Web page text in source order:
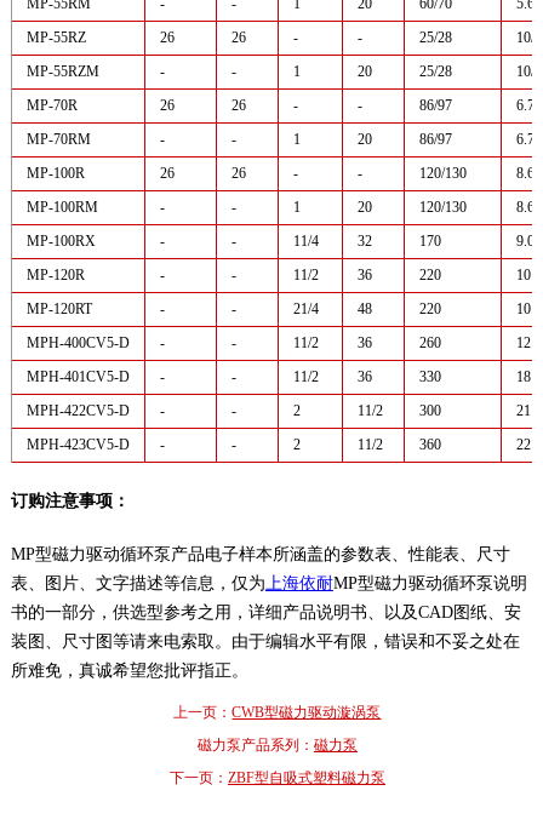
MP-55RM
- - 1 20 60/70
5.6/
MP-55RZ
26 26 - - 25/28
10/
MP-55RZM
- - 1 20 25/28
10/
MP-70R
26 26 - - 86/97
6.7/
MP-70RM
- - 1 20 86/97
6.7/
MP-100R
26 26 - - 120/130
8.6/
MP-100RM
- - 1 20 120/130
8.6/
MP-100RX
- - 11/4 32 170
9.0
MP-120R
- - 11/2 36 220
10.5
MP-120RT
- - 21/4 48 220
10.5
MPH-400CV5-D
- - 11/2 36 260
12.5
MPH-401CV5-D
- - 11/2 36 330
18
MPH-422CV5-D
- - 2 11/2 300
21
MPH-423CV5-D
- - 2 11/2 360 22
订购注意事项：
MP型磁力驱动循环泵产品电子样本所涵盖的参数表、性能表、尺寸
表、图片、文字描述等信息，仅为 上海依耐MP型磁力驱动循环泵说明
书的一部分，供选型参考之用，详细产品说明书、以及CAD图纸、安
装图、尺寸图等请来电索取。由于编辑水平有限，错误和不妥之处在
所难免，真诚希望您批评指正。
上一页：CWB型磁力驱动漩涡泵
磁力泵产品系列： 磁力泵
下一页： ZBF型自吸式塑料磁力泵